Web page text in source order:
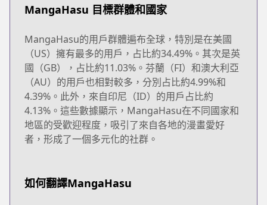
MangaHasu 目標群體和國家
MangaHasu的用戶群體遍布全球，特別是在美國
（US）擁有最多的用戶，占比約34.49%。其次是英
國（GB），占比約11.03%。芬蘭（FI）和澳大利亞
（AU）的用戶也相對較多，分別占比約4.99%和
4.39%。此外，來自印尼（ID）的用戶占比約
4.13%。這些數據顯示，MangaHasu在不同國家和
地區的受歡迎程度，吸引了來自各地的漫畫愛好
者，形成了一個多元化的社群。
如何翻譯MangaHasu